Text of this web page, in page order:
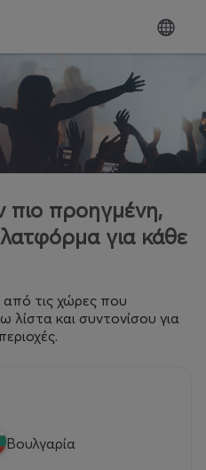
πιο προηγμένη,
για κάθε
από τις χώρες που
λίστα και συντονίσου για
Βουλγαρία